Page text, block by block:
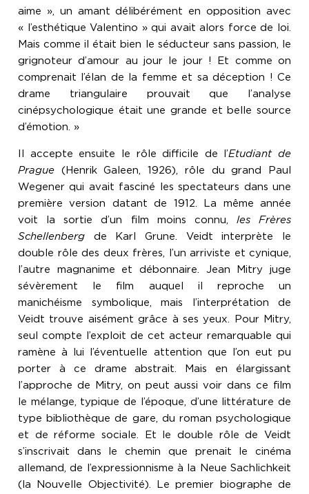
aime », un amant délibérément en opposition avec
« l’esthétique Valentino » qui avait alors force de loi.
Mais comme il était bien le séducteur sans passion, le
grignoteur d’amour au jour le jour ! Et comme on
comprenait l’élan de la femme et sa déception ! Ce
drame triangulaire prouvait que l’analyse
cinépsychologique était une grande et belle source
d’émotion. »
Il accepte ensuite le rôle difficile de l’Etudiant de
Prague (Henrik Galeen, 1926), rôle du grand Paul
Wegener qui avait fasciné les spectateurs dans une
première version datant de 1912. La même année
voit la sortie d’un film moins connu, les Frères
Schellenberg de Karl Grune. Veidt interprète le
double rôle des deux frères, l’un arriviste et cynique,
l’autre magnanime et débonnaire. Jean Mitry juge
sévèrement le film auquel il reproche un
manichéisme symbolique, mais l’interprétation de
Veidt trouve aisément grâce à ses yeux. Pour Mitry,
seul compte l’exploit de cet acteur remarquable qui
ramène à lui l’éventuelle attention que l’on eut pu
porter à ce drame abstrait. Mais en élargissant
l’approche de Mitry, on peut aussi voir dans ce film
le mélange, typique de l’époque, d’une littérature de
type bibliothèque de gare, du roman psychologique
et de réforme sociale. Et le double rôle de Veidt
s’inscrivait dans le chemin que prenait le cinéma
allemand, de l’expressionnisme à la Neue Sachlichkeit
(la Nouvelle Objectivité). Le premier biographe de